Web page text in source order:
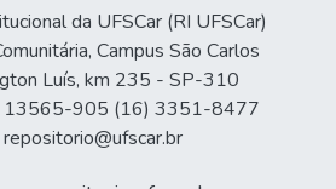
da UFSCar (RI UFSCar)
Campus São Carlos
Luís, km 235 - SP-310
13565-905 (16) 3351-8477
repositorio@ufscar.br